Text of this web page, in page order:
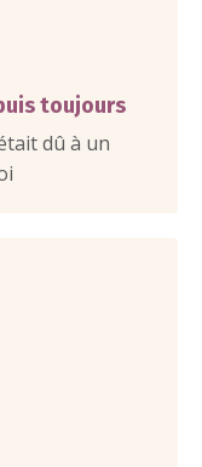
toujours
dû à un